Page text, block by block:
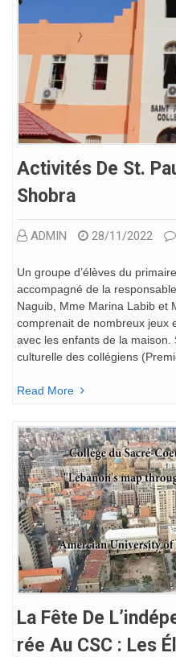
Activités De St.
Shobra
ADMIN 28/11/2022
Un groupe d’élèves du
accompagné de la
Naguib, Mme Marina Labib et
comprenait de nombreux jeux
avec les enfants de la maison.
culturelle des collégiens
Read More
La Fête De
Rée Au CSC : Les